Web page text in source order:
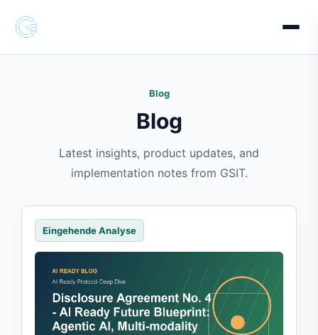
Blog
Blog
Latest insights, product updates, and
implementation notes from GSIT.
Eingehende Analyse